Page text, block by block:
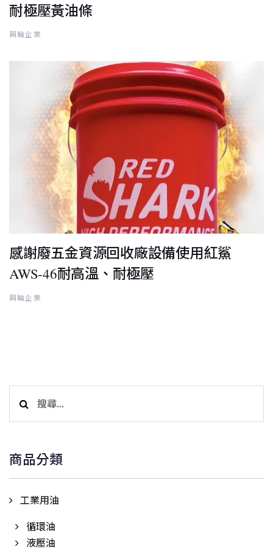
耐極壓黃油條
興輪企業
感謝廢五金資源回收廠設備使用紅鯊
AWS-46耐高溫、耐極壓
興輪企業
關
字:
商品分類
工業用油
循環油
液壓油